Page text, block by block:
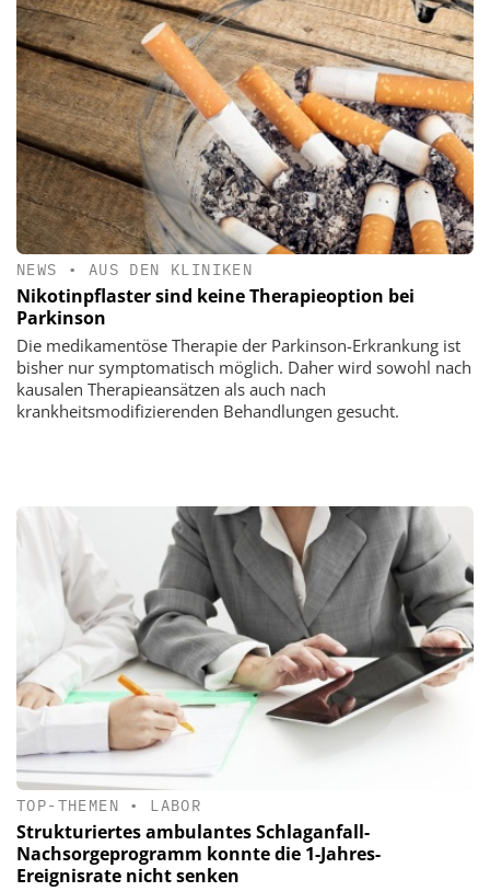
NEWS • AUS DEN KLINIKEN
Nikotinpflaster sind keine Therapieoption bei
Parkinson
Die medikamentöse Therapie der Parkinson-Erkrankung ist
bisher nur symptomatisch möglich. Daher wird sowohl nach
kausalen Therapieansätzen als auch nach
krankheitsmodifizierenden Behandlungen gesucht.
TOP-THEMEN • LABOR
Strukturiertes ambulantes Schlaganfall-
Nachsorgeprogramm konnte die 1-Jahres-
Ereignisrate nicht senken